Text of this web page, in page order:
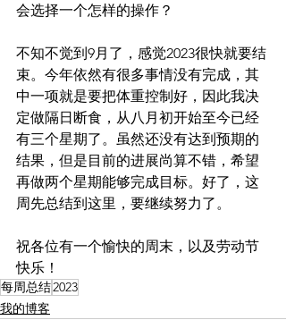
会选择一个怎样的操作？
不知不觉到9月了，感觉2023很快就要结
束。今年依然有很多事情没有完成，其
中一项就是要把体重控制好，因此我决
定做隔日断食，从八月初开始至今已经
有三个星期了。虽然还没有达到预期的
结果，但是目前的进展尚算不错，希望
再做两个星期能够完成目标。好了，这
周先总结到这里，要继续努力了。
祝各位有一个愉快的周末，以及劳动节
快乐！
每周总结2023
我的博客